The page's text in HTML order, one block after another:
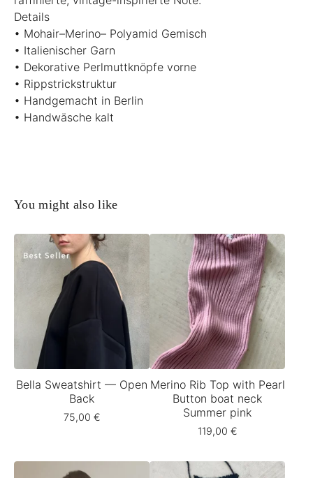
Details
• Mohair–Merino– Polyamid Gemisch
• Italienischer Garn
• Dekorative Perlmuttknöpfe vorne
• Rippstrickstruktur
• Handgemacht in Berlin
• Handwäsche kalt
You might also like
Bella Sweatshirt — Open
Back
75,00 €
Merino Rib Top with Pearl
Button boat neck
Summer pink
119,00 €